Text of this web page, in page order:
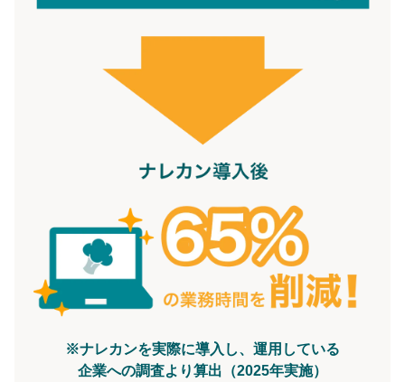
※ナレカンを実際に導入し、運用している
企業への調査より算出（2025年実施）